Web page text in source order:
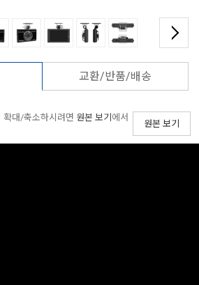
교환/반품/배송
확대/축소하시려면 원본 보기 에서
원본 보기